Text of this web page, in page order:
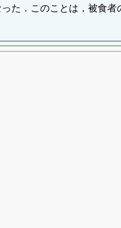
た．このことは，被食者